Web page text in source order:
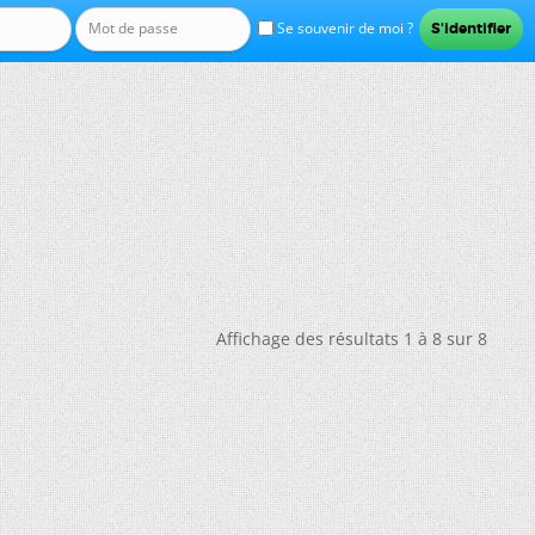
Se souvenir de moi ?
Affichage des résultats 1 à 8 sur 8